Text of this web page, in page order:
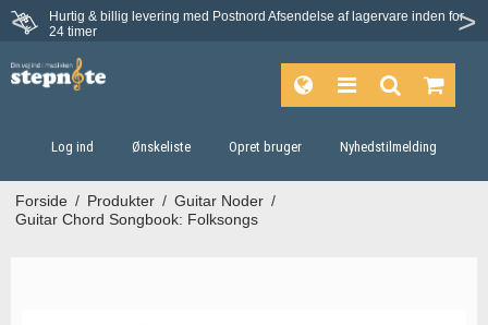
Hurtig & billig levering med Postnord Afsendelse af lagervare inden for
24 timer
Fortrydelsesret på 30 dage
Log ind Ønskeliste Opret bruger Nyhedstilmelding
Forside / Produkter / Guitar Noder /
Guitar Chord Songbook: Folksongs